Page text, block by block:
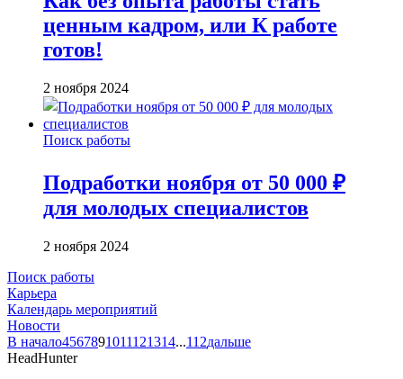
ценным кадром, или К работе
готов!
2 ноября 2024
Поиск работы
Подработки ноября от 50 000 ₽
для молодых специалистов
2 ноября 2024
Поиск работы
Карьера
Календарь мероприятий
Новости
В начало4567891011121314...112дальше
HeadHunter